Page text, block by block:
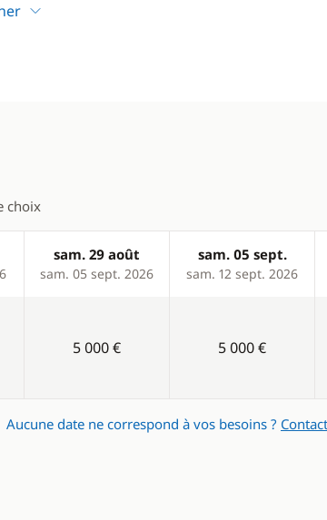
choix
sam. 29 août
sam. 05 sept. 2026
sam. 05 sept.
sam. 12 sept. 2026
5 000 € 5 000 €
Aucune date ne correspond à vos besoins ?